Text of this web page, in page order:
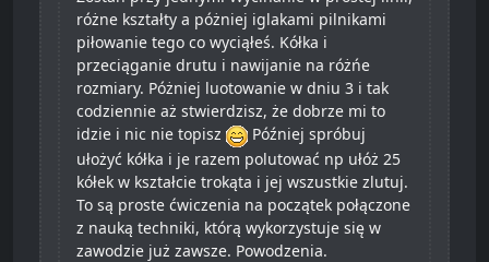
różne kształty a póżniej iglakami pilnikami
piłowanie tego co wyciąłeś. Kółka i
przeciąganie drutu i nawijanie na różńe
rozmiary. Póżniej luotowanie w dniu 3 i tak
codziennie aż stwierdzisz, że dobrze mi to
idzie i nic nie topisz
Później spróbuj
ułożyć kółka i je razem polutować np ułóż 25
kółek w kształcie trokąta i jej wszustkie zlutuj.
To są proste ćwiczenia na początek połączone
z nauką techniki, którą wykorzystuje się w
zawodzie już zawsze. Powodzenia.